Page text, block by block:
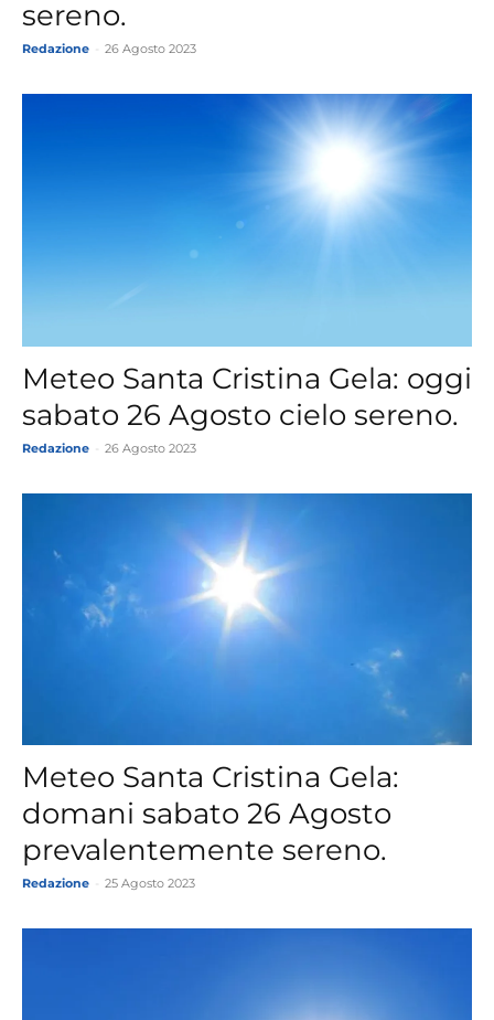
sereno.
Redazione 26 Agosto 2023
Meteo Santa Cristina Gela: oggi
sabato 26 Agosto cielo sereno.
Redazione 26 Agosto 2023
Meteo Santa Cristina Gela:
domani sabato 26 Agosto
prevalentemente sereno.
Redazione 25 Agosto 2023